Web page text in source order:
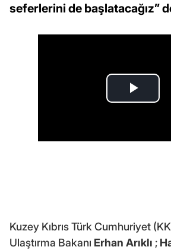
seferlerini de başlatacağız”
Kuzey Kıbrıs Türk Cumhuriyet
Ulaştırma Bakanı Erhan Arıklı ;